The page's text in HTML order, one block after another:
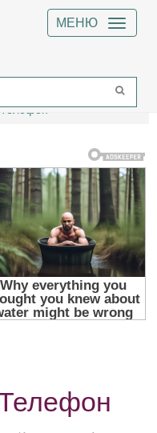
МЕНЮ
Телефон